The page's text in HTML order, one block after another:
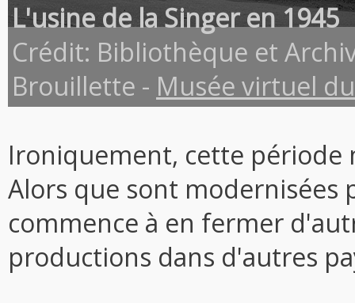
L'usine de la Singer en 1945
Crédit: Bibliothèque et
Brouillette - Musée virtuel
Ironiquement, cette période
Alors que sont modernisées
commence à en fermer
productions dans d'autres